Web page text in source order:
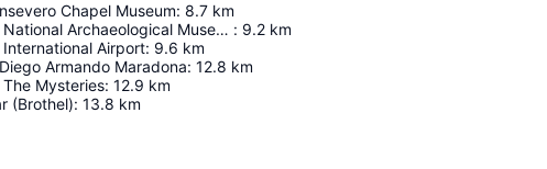
Chapel Museum: 8.7 km
Naples National Archaeological Museum : 9.2 km
International Airport: 9.6 km
Armando Maradona: 12.8 km
The Mysteries: 12.9 km
(Brothel): 13.8 km